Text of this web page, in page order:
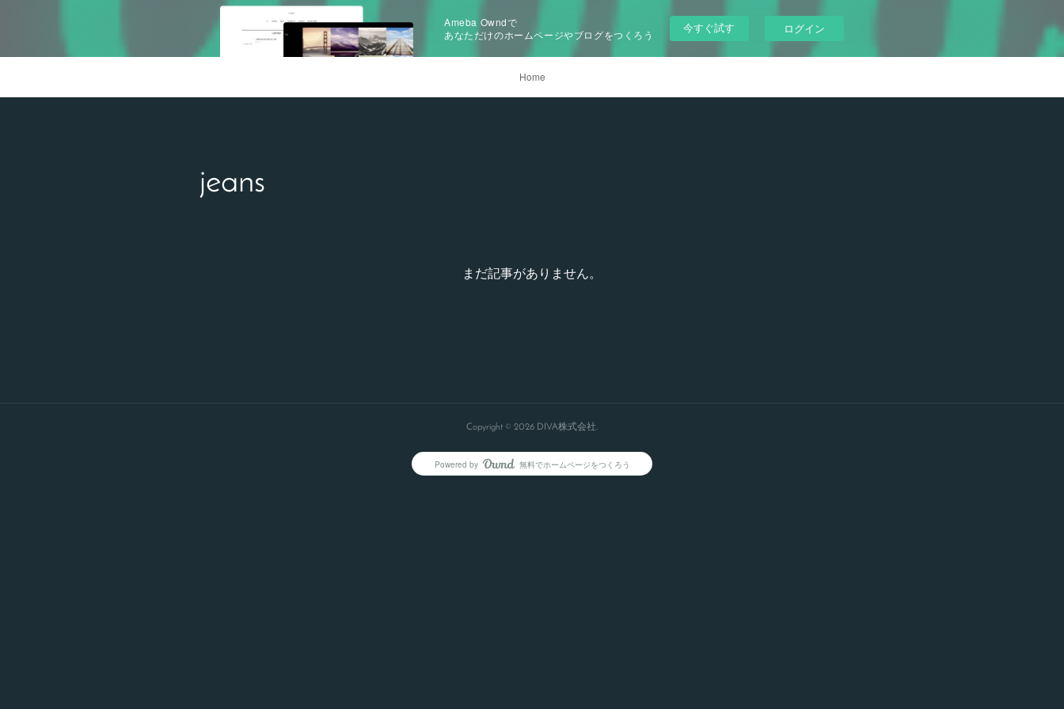
Ameba Owndで
あなただけのホームページやブログをつくろう
今すぐ試す ログイン
Home
jeans
まだ記事がありません。
Copyright © 2026 DIVA株式会社.
Powered by AmebaOwnd
無料でホームページをつくろう